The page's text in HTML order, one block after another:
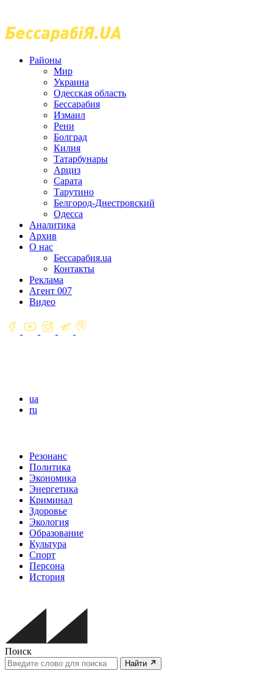
Районы
Мир
Украина
Одесская область
Бессарабия
Измаил
Рени
Болград
Килия
Татарбунары
Арциз
Сарата
Тарутино
Белгород-Днестровский
Одесса
Аналитика
Архив
О нас
Бессарабия.ua
Контакты
Реклама
Агент 007
Видео
ua
ru
Резонанс
Политика
Экономика
Энергетика
Криминал
Здоровье
Экология
Образование
Культура
Спорт
Персона
История
Поиск
Найти